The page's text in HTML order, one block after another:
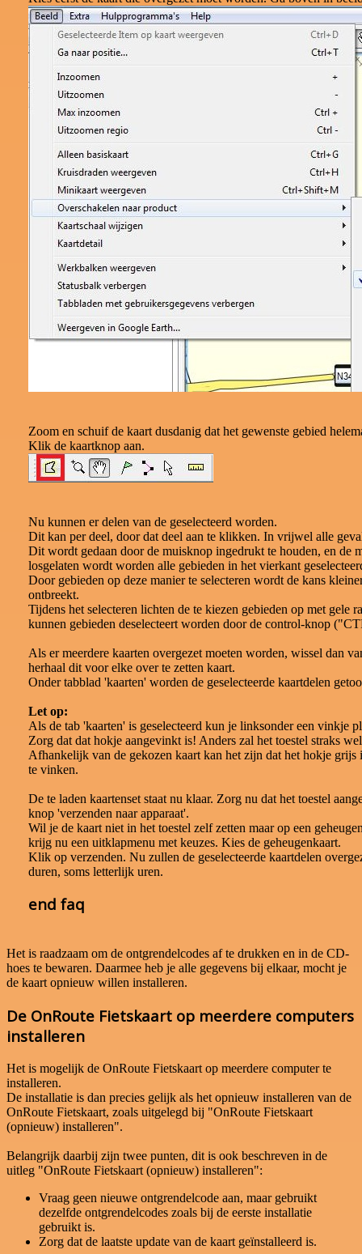
Zoom en schuif de kaart dusdanig dat het gewenste gebied
Klik de kaartknop aan.
Nu kunnen er delen van de geselecteerd worden.
Dit kan per deel, door dat deel aan te klikken. In vrijwel alle
Dit wordt gedaan door de muisknop ingedrukt te houden, en de
losgelaten wordt worden alle gebieden in het vierkant
Door gebieden op deze manier te selecteren wordt de kans
ontbreekt.
Tijdens het selecteren lichten de te kiezen gebieden op met
kunnen gebieden deselecteert worden door de control-knop
Als er meerdere kaarten overgezet moeten worden, wissel dan
herhaal dit voor elke over te zetten kaart.
Onder tabblad 'kaarten' worden de geselecteerde kaartdelen
Let op:
Als de tab 'kaarten' is geselecteerd kun je linksonder een vinkje
Zorg dat dat hokje aangevinkt is! Anders zal het toestel straks
Afhankelijk van de gekozen kaart kan het zijn dat het hokje
te vinken.
De te laden kaartenset staat nu klaar. Zorg nu dat het toestel
knop 'verzenden naar apparaat'.
Wil je de kaart niet in het toestel zelf zetten maar op een
krijg nu een uitklapmenu met keuzes. Kies de geheugenkaart.
Klik op verzenden. Nu zullen de geselecteerde kaartdelen
duren, soms letterlijk uren.
end faq
Het is raadzaam om de ontgrendelcodes af te drukken en in de CD-
hoes te bewaren. Daarmee heb je alle gegevens bij elkaar, mocht je
de kaart opnieuw willen installeren.
De OnRoute Fietskaart op meerdere computers
installeren
Het is mogelijk de OnRoute Fietskaart op meerdere computer te
installeren.
De installatie is dan precies gelijk als het opnieuw installeren van de
OnRoute Fietskaart, zoals uitgelegd bij "OnRoute Fietskaart
(opnieuw) installeren".
Belangrijk daarbij zijn twee punten, dit is ook beschreven in de
uitleg "OnRoute Fietskaart (opnieuw) installeren":
Vraag geen nieuwe ontgrendelcode aan, maar gebruikt
dezelfde ontgrendelcodes zoals bij de eerste installatie
gebruikt is.
Zorg dat de laatste update van de kaart geïnstalleerd is.